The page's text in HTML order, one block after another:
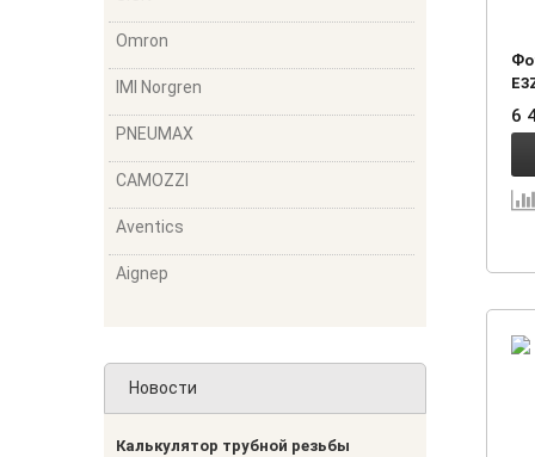
Omron
IMI Norgren
PNEUMAX
CAMOZZI
Aventics
Aignep
Новости
Калькулятор трубной резьбы
6